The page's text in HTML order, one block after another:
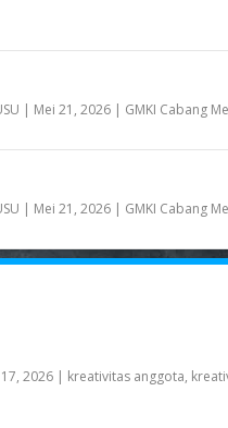
| Mei 21, 2026 | GMKI Cabang
| Mei 21, 2026 | GMKI Cabang
17, 2026 | kreativitas anggota,